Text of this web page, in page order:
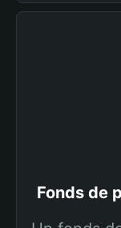
Fonds de